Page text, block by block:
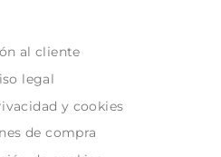
al cliente
legal
y cookies
de compra